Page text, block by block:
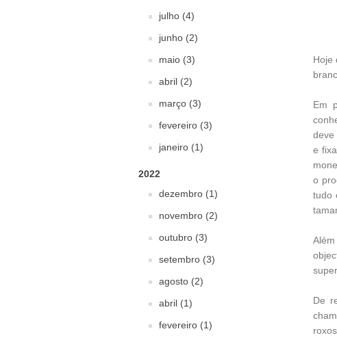
julho (4)
junho (2)
maio (3)
abril (2)
março (3)
fevereiro (3)
janeiro (1)
2022
dezembro (1)
novembro (2)
outubro (3)
setembro (3)
agosto (2)
abril (1)
fevereiro (1)
Hoje
Em
deve
e
o
tudo
De
roxos.